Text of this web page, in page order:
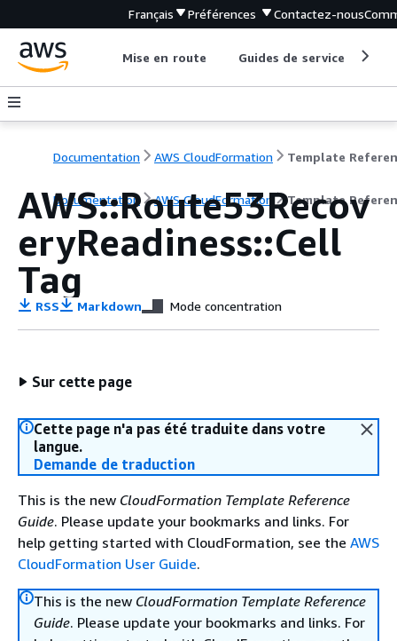
Français Préférences Contactez-nous
Mise en route Guides de service
Documentation AWS CloudFormation Template
Documentation AWS CloudFormation Template
AWS::Route53Recov
eryReadiness::Cell
Tag
RSS Markdown Mode concentration
Sur cette page
Cette page n'a pas été traduite dans votre
langue.
Demande de traduction
This is the new CloudFormation Template Reference
Guide. Please update your bookmarks and links. For
help getting started with CloudFormation, see the AWS
CloudFormation User Guide.
This is the new CloudFormation Template Reference
Guide. Please update your bookmarks and links. For